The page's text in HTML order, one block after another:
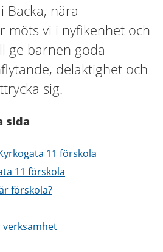
Backa, nära
möts vi i nyfikenhet och
ge barnen goda
delaktighet och
sig.
sida
11 förskola
11 förskola
förskola?
verksamhet